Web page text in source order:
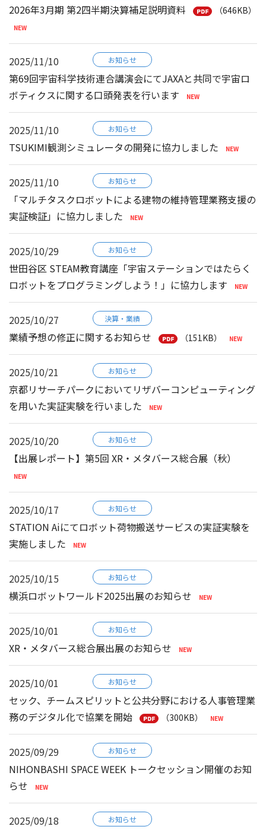
2026年3月期 第2四半期決算補足説明資料 （646KB）
2025/11/10 お知らせ
第69回宇宙科学技術連合講演会にてJAXAと共同で宇宙ロ
ボティクスに関する口頭発表を行います
2025/11/10 お知らせ
TSUKIMI観測シミュレータの開発に協力しました
2025/11/10 お知らせ
「マルチタスクロボットによる建物の維持管理業務支援の
実証検証」に協力しました
2025/10/29 お知らせ
世田谷区 STEAM教育講座「宇宙ステーションではたらく
ロボットをプログラミングしよう！」に協力します
2025/10/27 決算・業績
業績予想の修正に関するお知らせ （151KB）
2025/10/21 お知らせ
京都リサーチパークにおいてリザバーコンピューティング
を用いた実証実験を行いました
2025/10/20 お知らせ
【出展レポート】第5回 XR・メタバース総合展（秋）
2025/10/17 お知らせ
STATION Aiにてロボット荷物搬送サービスの実証実験を
実施しました
2025/10/15 お知らせ
横浜ロボットワールド2025出展のお知らせ
2025/10/01 お知らせ
XR・メタバース総合展出展のお知らせ
2025/10/01 お知らせ
セック、チームスピリットと公共分野における人事管理業
務のデジタル化で協業を開始
（300KB）
2025/09/29 お知らせ
NIHONBASHI SPACE WEEK トークセッション開催のお知
らせ
2025/09/18 お知らせ